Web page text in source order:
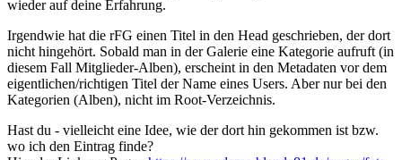
wieder auf deine Erfahrung.
Irgendwie hat die rFG einen Titel in den Head geschrieben, der dort
nicht hingehört. Sobald man in der Galerie eine Kategorie aufruft (in
diesem Fall Mitglieder-Alben), erscheint in den Metadaten vor dem
eigentlichen/richtigen Titel der Name eines Users. Aber nur bei den
Kategorien (Alben), nicht im Root-Verzeichnis.
Hast du - vielleicht eine Idee, wie der dort hin gekommen ist bzw.
wo ich den Eintrag finde?